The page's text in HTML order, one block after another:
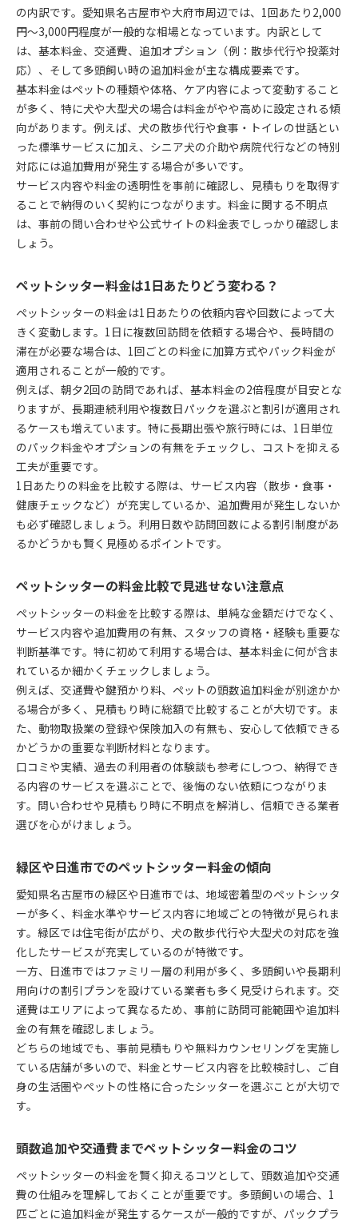
の内訳です。愛知県名古屋市や大府市周辺では、1回あたり2,000
円〜3,000円程度が一般的な相場となっています。内訳として
は、基本料金、交通費、追加オプション（例：散歩代行や投薬対
応）、そして多頭飼い時の追加料金が主な構成要素です。
基本料金はペットの種類や体格、ケア内容によって変動すること
が多く、特に犬や大型犬の場合は料金がやや高めに設定される傾
向があります。例えば、犬の散歩代行や食事・トイレの世話とい
った標準サービスに加え、シニア犬の介助や病院代行などの特別
対応には追加費用が発生する場合が多いです。
サービス内容や料金の透明性を事前に確認し、見積もりを取得す
ることで納得のいく契約につながります。料金に関する不明点
は、事前の問い合わせや公式サイトの料金表でしっかり確認しま
しょう。
ペットシッター料金は1日あたりどう変わる？
ペットシッターの料金は1日あたりの依頼内容や回数によって大
きく変動します。1日に複数回訪問を依頼する場合や、長時間の
滞在が必要な場合は、1回ごとの料金に加算方式やパック料金が
適用されることが一般的です。
例えば、朝夕2回の訪問であれば、基本料金の2倍程度が目安とな
りますが、長期連続利用や複数日パックを選ぶと割引が適用され
るケースも増えています。特に長期出張や旅行時には、1日単位
のパック料金やオプションの有無をチェックし、コストを抑える
工夫が重要です。
1日あたりの料金を比較する際は、サービス内容（散歩・食事・
健康チェックなど）が充実しているか、追加費用が発生しないか
も必ず確認しましょう。利用日数や訪問回数による割引制度があ
るかどうかも賢く見極めるポイントです。
ペットシッターの料金比較で見逃せない注意点
ペットシッターの料金を比較する際は、単純な金額だけでなく、
サービス内容や追加費用の有無、スタッフの資格・経験も重要な
判断基準です。特に初めて利用する場合は、基本料金に何が含ま
れているか細かくチェックしましょう。
例えば、交通費や鍵預かり料、ペットの頭数追加料金が別途かか
る場合が多く、見積もり時に総額で比較することが大切です。ま
た、動物取扱業の登録や保険加入の有無も、安心して依頼できる
かどうかの重要な判断材料となります。
口コミや実績、過去の利用者の体験談も参考にしつつ、納得でき
る内容のサービスを選ぶことで、後悔のない依頼につながりま
す。問い合わせや見積もり時に不明点を解消し、信頼できる業者
選びを心がけましょう。
緑区や日進市でのペットシッター料金の傾向
愛知県名古屋市の緑区や日進市では、地域密着型のペットシッタ
ーが多く、料金水準やサービス内容に地域ごとの特徴が見られま
す。緑区では住宅街が広がり、犬の散歩代行や大型犬の対応を強
化したサービスが充実しているのが特徴です。
一方、日進市ではファミリー層の利用が多く、多頭飼いや長期利
用向けの割引プランを設けている業者も多く見受けられます。交
通費はエリアによって異なるため、事前に訪問可能範囲や追加料
金の有無を確認しましょう。
どちらの地域でも、事前見積もりや無料カウンセリングを実施し
ている店舗が多いので、料金とサービス内容を比較検討し、ご自
身の生活圏やペットの性格に合ったシッターを選ぶことが大切で
す。
頭数追加や交通費までペットシッター料金のコツ
ペットシッターの料金を賢く抑えるコツとして、頭数追加や交通
費の仕組みを理解しておくことが重要です。多頭飼いの場合、1
匹ごとに追加料金が発生するケースが一般的ですが、パックプラ